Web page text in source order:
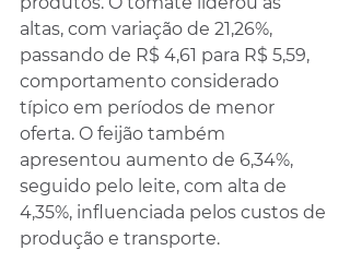
altas, com variação de 21,26%,
passando de R$ 4,61 para R$ 5,59,
comportamento considerado
típico em períodos de menor
oferta. O feijão também
apresentou aumento de 6,34%,
seguido pelo leite, com alta de
4,35%, influenciada pelos custos de
produção e transporte.